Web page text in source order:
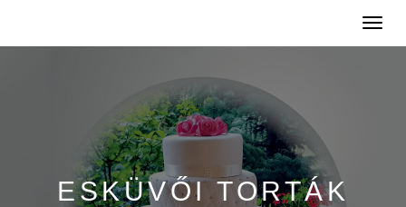
Toggle
ESKÜVŐI TORTÁK